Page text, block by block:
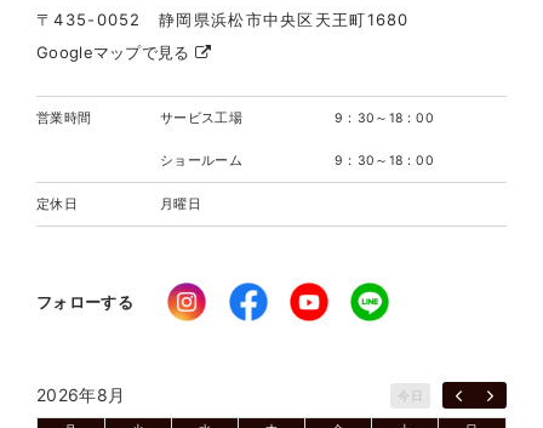
〒435-0052 静岡県浜松市中央区天王町1680
Googleマップで見る
営業時間 サービス工場 9：30～18：00
ショールーム 9：30～18：00
定休日 月曜日
フォローする
2026年8月 今日